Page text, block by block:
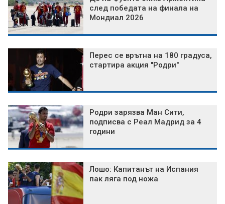
след победата на финала на
Мондиал 2026
Перес се врътна на 180 градуса,
стартира акция "Родри"
Родри зарязва Ман Сити,
подписва с Реал Мадрид за 4
години
Лошо: Капитанът на Испания
пак ляга под ножа